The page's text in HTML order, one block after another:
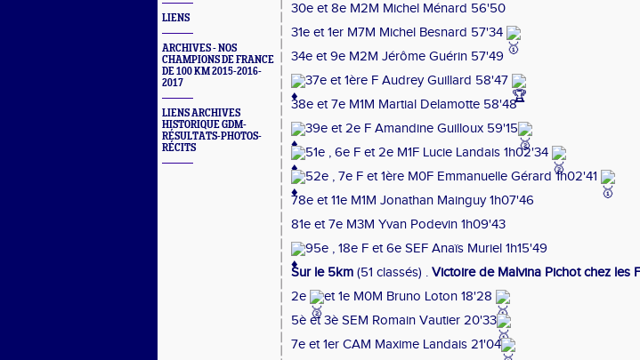
LIENS
ARCHIVES - NOS
CHAMPIONS DE FRANCE
DE 100 KM 2015-2016-
2017
LIENS ARCHIVES
HISTORIQUE GDM-
RÉSULTATS-PHOTOS-
RÉCITS
30e et 8e M2M Michel Ménard 56'50
31e et 1er M7M Michel Besnard 57'34
34e et 9e M2M Jérôme Guérin 57'49
37e et 1ère F Audrey Guillard 58'47
38e et 7e M1M Martial Delamotte 58'48
39e et 2e F Amandine Guilloux 59'15
51e , 6e F et 2e M1F Lucie Landais 1h02'34
52e , 7e F et 1ère M0F Emmanuelle Gérard 1h02'41
78e et 11e M1M Jonathan Mainguy 1h07'46
81e et 7e M3M Yvan Podevin 1h09'43
95e , 18e F et 6e SEF Anaïs Muriel 1h15'49
Sur le 5km (51 classés) . Victoire de Malvina Pichot chez les
2e
et 1e M0M Bruno Loton 18'28
5è et 3è SEM Romain Vautier 20'33
7e et 1er CAM Maxime Landais 21'04